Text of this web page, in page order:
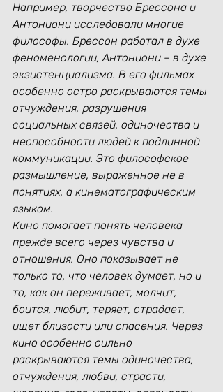
Например, творчество Брессона и
Антониони исследовали многие
философы. Брессон работал в духе
феноменологии, Антониони – в духе
экзистенциализма. В его фильмах
особенно остро раскрываются темы
отчуждения, разрушения
социальных связей, одиночества и
неспособности людей к подлинной
коммуникации. Это философское
размышление, выраженное не в
понятиях, а кинематографическим
языком.
Кино помогает понять человека
прежде всего через чувства и
отношения. Оно показывает не
только то, что человек думает, но и
то, как он переживает, молчит,
боится, любит, теряет, страдает,
ищет близости или спасения. Через
кино особенно сильно
раскрываются темы одиночества,
отчуждения, любви, страсти,